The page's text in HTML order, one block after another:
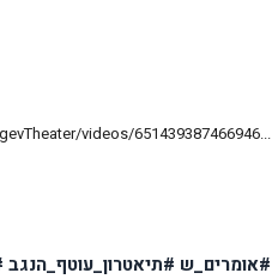
...https://www.facebook.com/HaNegevTheater/videos/651439387466946/
#אומרים_ש